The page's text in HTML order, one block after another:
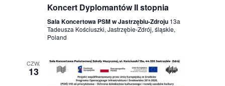
Koncert Dyplomantów II stopnia
Sala Koncertowa PSM w Jastrzębiu-Zdroju 13a
Tadeusza Kościuszki, Jastrzębie-Zdrój, śląskie,
Poland
CZW.
13